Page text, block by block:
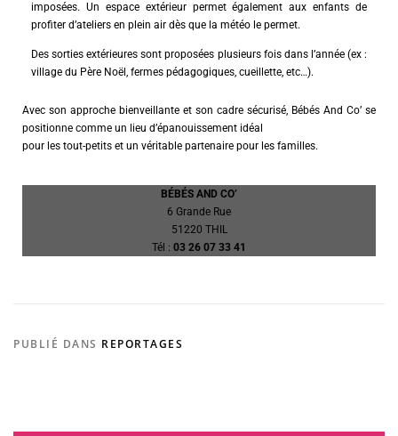
imposées. Un espace extérieur permet également aux enfants de
profiter d’ateliers en plein air dès que la météo le permet.
Des sorties extérieures sont proposées plusieurs fois dans l’année (ex :
village du Père Noël, fermes pédagogiques, cueillette, etc…).
Avec son approche bienveillante et son cadre sécurisé, Bébés And Co’ se
positionne comme un lieu d’épanouissement idéal
pour les tout-petits et un véritable partenaire pour les familles.
BÉBÉS AND CO’
6 Grande Rue
51220 THIL
Tél : 03 26 07 33 41
PUBLIÉ DANS REPORTAGES